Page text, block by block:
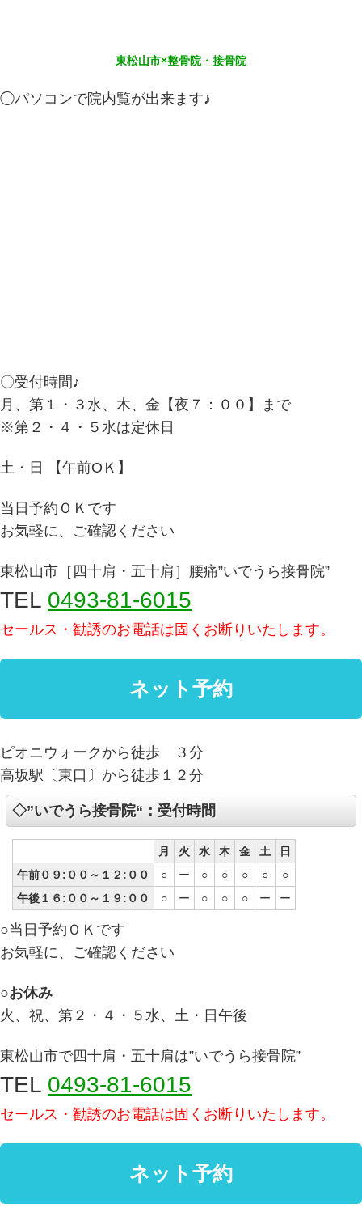
東松山市×整骨院・接骨院
◯パソコンで院内覧が出来ます♪
〇受付時間♪
月、第１・３水、木、金【夜７：００】まで
※第２・４・５水は定休日
土・日 【午前ОＫ】
当日予約ＯＫです
お気軽に、ご確認ください
東松山市［四十肩・五十肩］腰痛”いでうら接骨院”
TEL 0493-81-6015
セールス・勧誘のお電話は固くお断りいたします。
ピオニウォークから徒歩 ３分
高坂駅〔東口〕から徒歩１２分
◇”いでうら接骨院“：受付時間
月 火 水 木 金 土
日
午前０９:００～１２:００
○ ー ○ ○ ○ ○
○
午後１６:００～１９:００
○ ー ○ ○ ○ ー ー
○当日予約ＯＫです
お気軽に、ご確認ください
○お休み
火、祝、第２・４・５水、土・日午後
東松山市で四十肩・五十肩は”いでうら接骨院”
TEL 0493-81-6015
セールス・勧誘のお電話は固くお断りいたします。